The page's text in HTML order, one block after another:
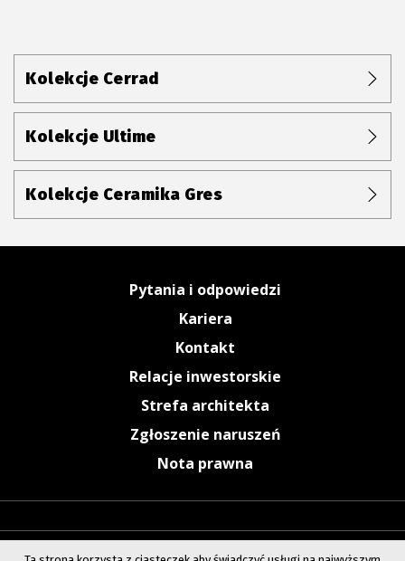
Kolekcje Cerrad
Kolekcje Ultime
Kolekcje Ceramika Gres
Pytania i odpowiedzi
Kariera
Kontakt
Relacje inwestorskie
Strefa architekta
Zgłoszenie naruszeń
Nota prawna